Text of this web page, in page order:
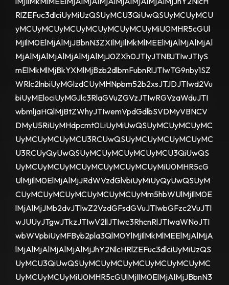
RlZEFuc3dlciUyMiUzQSUyMCU3QiUwQSUyMCUyMCU
yMCUyMCUyMCUyMCUyMCUyMCUyMiU0MHR5cGUl
MjIlM0ElMjAlMjJBbnN3ZXIlMjIlMkMlMEElMjAlMjAlMjAl
MjAlMjAlMjAlMjAlMjAlMjJ0ZXh0JTIyJTNBJTIwJTIyS
mElMkMlMjBkYXMlMjBzb2dlbmFubnRlJTIwTG9nby1SZ
WRlc2lnbiUyMGlzdCUyMHNpbm52b2xsJTJDJTIwd2Vu
biUyMElociUyMGJlc3RlaGVuZGVzJTIwRGVzaWduJTI
wbmljaHQlMjBtZWhyJTIwemVpdGdlbSVDMyVBNCV
DMyU5RiUyMHdpcmt0LiUyMiUwQSUyMCUyMCUyMC
UyMCUyMCUyMCU3RCUwQSUyMCUyMCUyMCUyMC
U3RCUyQyUwQSUyMCUyMCUyMCUyMCU3QiUwQS
UyMCUyMCUyMCUyMCUyMCUyMCUyMiU0MHR5cG
UlMjIlM0ElMjAlMjJRdWVzdGlvbiUyMiUyQyUwQSUyM
CUyMCUyMCUyMCUyMCUyMCUyMm5hbWUlMjIlM0E
lMjAlMjJMb2dvJTIwZ2VzdGFsdGVuJTIwbGFzc2VuJTI
wJUUyJTgwJTkzJTIwV2llJTIwc3RhcnRlJTIwaWNoJTI
wbWVpbiUyMFByb2pla3QlM0YlMjIlMkMlMEElMjAlMjA
lMjAlMjAlMjAlMjAlMjJhY2NlcHRlZEFuc3dlciUyMiUzQS
UyMCU3QiUwQSUyMCUyMCUyMCUyMCUyMCUyMC
UyMCUyMCUyMiU0MHR5cGUlMjIlM0ElMjAlMjJBbnN3